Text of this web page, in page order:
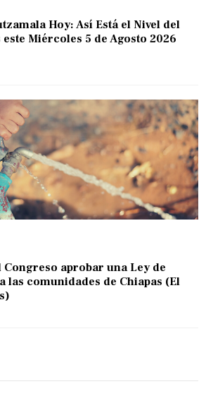
Hoy: Así Está el Nivel del
Miércoles 5 de Agosto 2026
Congreso aprobar una Ley de
las comunidades de Chiapas (El